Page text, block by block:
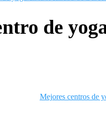
de
Mejores centros de